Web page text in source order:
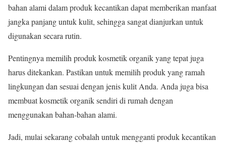
bahan alami dalam produk kecantikan dapat memberikan manfaat
jangka panjang untuk kulit, sehingga sangat dianjurkan untuk
digunakan secara rutin.
Pentingnya memilih produk kosmetik organik yang tepat juga
harus ditekankan. Pastikan untuk memilih produk yang ramah
lingkungan dan sesuai dengan jenis kulit Anda. Anda juga bisa
membuat kosmetik organik sendiri di rumah dengan
menggunakan bahan-bahan alami.
Jadi, mulai sekarang cobalah untuk mengganti produk kecantikan